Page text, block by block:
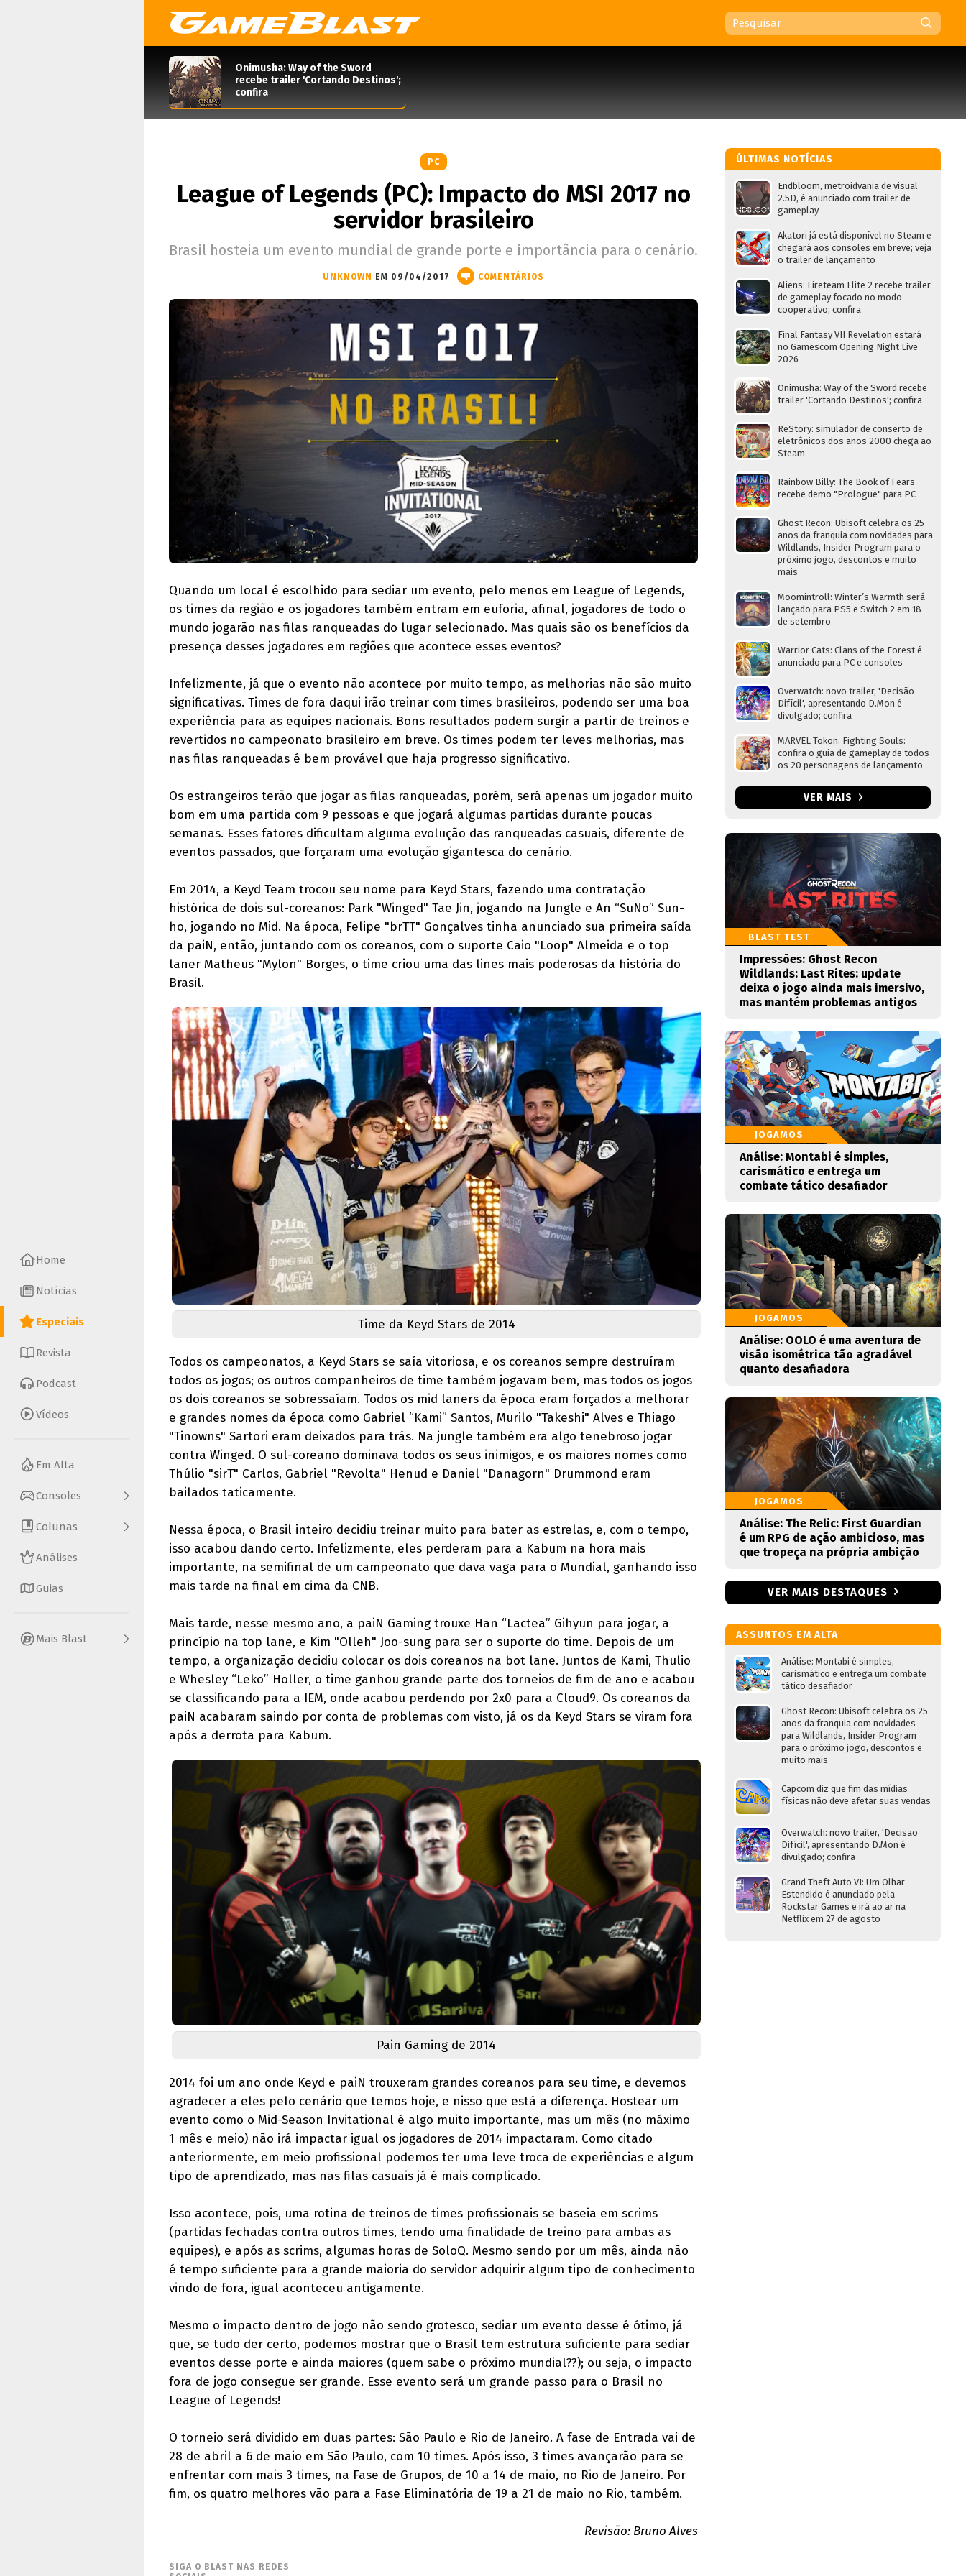
Home
Notícias
Especiais
Revista
Podcast
Vídeos
Em Alta
Consoles
Colunas
Análises
Guias
Mais Blast
Onimusha: Way of the Sword
recebe trailer 'Cortando Destinos';
confira
PC
League of Legends (PC): Impacto do MSI 2017 no
servidor brasileiro
Brasil hosteia um evento mundial de grande porte e importância para o cenário.
UNKNOWN EM 09/04/2017 COMENTÁRIOS
Quando um local é escolhido para sediar um evento, pelo menos em League of Legends,
os times da região e os jogadores também entram em euforia, afinal, jogadores de todo o
mundo jogarão nas filas ranqueadas do lugar selecionado. Mas quais são os benefícios da
presença desses jogadores em regiões que acontece esses eventos?
Infelizmente, já que o evento não acontece por muito tempo, as melhorias não são muito
significativas. Times de fora daqui irão treinar com times brasileiros, podendo ser uma boa
experiência para as equipes nacionais. Bons resultados podem surgir a partir de treinos e
revertidos no campeonato brasileiro em breve. Os times podem ter leves melhorias, mas
nas filas ranqueadas é bem provável que haja progresso significativo.
Os estrangeiros terão que jogar as filas ranqueadas, porém, será apenas um jogador muito
bom em uma partida com 9 pessoas e que jogará algumas partidas durante poucas
semanas. Esses fatores dificultam alguma evolução das ranqueadas casuais, diferente de
eventos passados, que forçaram uma evolução gigantesca do cenário.
Em 2014, a Keyd Team trocou seu nome para Keyd Stars, fazendo uma contratação
histórica de dois sul-coreanos: Park "Winged" Tae Jin, jogando na Jungle e An “SuNo” Sun-
ho, jogando no Mid. Na época, Felipe "brTT" Gonçalves tinha anunciado sua primeira saída
da paiN, então, juntando com os coreanos, com o suporte Caio "Loop" Almeida e o top
laner Matheus "Mylon" Borges, o time criou uma das lines mais poderosas da história do
Brasil.
Time da Keyd Stars de 2014
Todos os campeonatos, a Keyd Stars se saía vitoriosa, e os coreanos sempre destruíram
todos os jogos; os outros companheiros de time também jogavam bem, mas todos os jogos
os dois coreanos se sobressaíam. Todos os mid laners da época eram forçados a melhorar
e grandes nomes da época como Gabriel “Kami” Santos, Murilo "Takeshi" Alves e Thiago
"Tinowns" Sartori eram deixados para trás. Na jungle também era algo tenebroso jogar
contra Winged. O sul-coreano dominava todos os seus inimigos, e os maiores nomes como
Thúlio "sirT" Carlos, Gabriel "Revolta" Henud e Daniel "Danagorn" Drummond eram
bailados taticamente.
Nessa época, o Brasil inteiro decidiu treinar muito para bater as estrelas, e, com o tempo,
isso acabou dando certo. Infelizmente, eles perderam para a Kabum na hora mais
importante, na semifinal de um campeonato que dava vaga para o Mundial, ganhando isso
mais tarde na final em cima da CNB.
Mais tarde, nesse mesmo ano, a paiN Gaming trouxe Han “Lactea” Gihyun para jogar, a
princípio na top lane, e Kim "Olleh" Joo-sung para ser o suporte do time. Depois de um
tempo, a organização decidiu colocar os dois coreanos na bot lane. Juntos de Kami, Thulio
e Whesley “Leko” Holler, o time ganhou grande parte dos torneios de fim de ano e acabou
se classificando para a IEM, onde acabou perdendo por 2x0 para a Cloud9. Os coreanos da
paiN acabaram saindo por conta de problemas com visto, já os da Keyd Stars se viram fora
após a derrota para Kabum.
Pain Gaming de 2014
2014 foi um ano onde Keyd e paiN trouxeram grandes coreanos para seu time, e devemos
agradecer a eles pelo cenário que temos hoje, e nisso que está a diferença. Hostear um
evento como o Mid-Season Invitational é algo muito importante, mas um mês (no máximo
1 mês e meio) não irá impactar igual os jogadores de 2014 impactaram. Como citado
anteriormente, em meio profissional podemos ter uma leve troca de experiências e algum
tipo de aprendizado, mas nas filas casuais já é mais complicado.
Isso acontece, pois, uma rotina de treinos de times profissionais se baseia em scrims
(partidas fechadas contra outros times, tendo uma finalidade de treino para ambas as
equipes), e após as scrims, algumas horas de SoloQ. Mesmo sendo por um mês, ainda não
é tempo suficiente para a grande maioria do servidor adquirir algum tipo de conhecimento
vindo de fora, igual aconteceu antigamente.
Mesmo o impacto dentro de jogo não sendo grotesco, sediar um evento desse é ótimo, já
que, se tudo der certo, podemos mostrar que o Brasil tem estrutura suficiente para sediar
eventos desse porte e ainda maiores (quem sabe o próximo mundial??); ou seja, o impacto
fora de jogo consegue ser grande. Esse evento será um grande passo para o Brasil no
League of Legends!
O torneio será dividido em duas partes: São Paulo e Rio de Janeiro. A fase de Entrada vai de
28 de abril a 6 de maio em São Paulo, com 10 times. Após isso, 3 times avançarão para se
enfrentar com mais 3 times, na Fase de Grupos, de 10 a 14 de maio, no Rio de Janeiro. Por
fim, os quatro melhores vão para a Fase Eliminatória de 19 a 21 de maio no Rio, também.
Revisão: Bruno Alves
SIGA O BLAST NAS REDES
ÚLTIMAS NOTÍCIAS
Endbloom, metroidvania de visual
2.5D, é anunciado com trailer de
gameplay
Akatori já está disponível no Steam e
chegará aos consoles em breve; veja
o trailer de lançamento
Aliens: Fireteam Elite 2 recebe trailer
de gameplay focado no modo
cooperativo; confira
Final Fantasy VII Revelation estará
no Gamescom Opening Night Live
2026
Onimusha: Way of the Sword recebe
trailer 'Cortando Destinos'; confira
ReStory: simulador de conserto de
eletrônicos dos anos 2000 chega ao
Steam
Rainbow Billy: The Book of Fears
recebe demo "Prologue" para PC
Ghost Recon: Ubisoft celebra os 25
anos da franquia com novidades para
Wildlands, Insider Program para o
próximo jogo, descontos e muito
mais
Moomintroll: Winter’s Warmth será
lançado para PS5 e Switch 2 em 18
de setembro
Warrior Cats: Clans of the Forest é
anunciado para PC e consoles
Overwatch: novo trailer, 'Decisão
Difícil', apresentando D.Mon é
divulgado; confira
MARVEL Tōkon: Fighting Souls:
confira o guia de gameplay de todos
os 20 personagens de lançamento
VER MAIS
BLAST TEST
Impressões: Ghost Recon
Wildlands: Last Rites: update
deixa o jogo ainda mais imersivo,
mas mantém problemas antigos
JOGAMOS
Análise: Montabi é simples,
carismático e entrega um
combate tático desafiador
JOGAMOS
Análise: OOLO é uma aventura de
visão isométrica tão agradável
quanto desafiadora
JOGAMOS
Análise: The Relic: First Guardian
é um RPG de ação ambicioso, mas
que tropeça na própria ambição
VER MAIS DESTAQUES
ASSUNTOS EM ALTA
Análise: Montabi é simples,
carismático e entrega um combate
tático desafiador
Ghost Recon: Ubisoft celebra os 25
anos da franquia com novidades
para Wildlands, Insider Program
para o próximo jogo, descontos e
muito mais
Capcom diz que fim das mídias
físicas não deve afetar suas vendas
Overwatch: novo trailer, 'Decisão
Difícil', apresentando D.Mon é
divulgado; confira
Grand Theft Auto VI: Um Olhar
Estendido é anunciado pela
Rockstar Games e irá ao ar na
Netflix em 27 de agosto